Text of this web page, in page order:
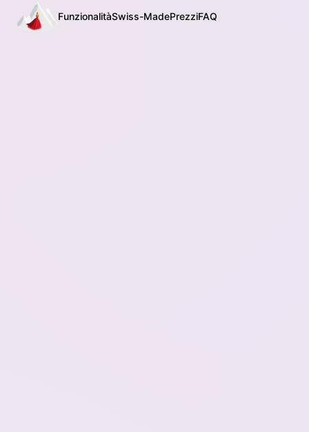
FunzionalitàSwiss-MadePrezziFAQ